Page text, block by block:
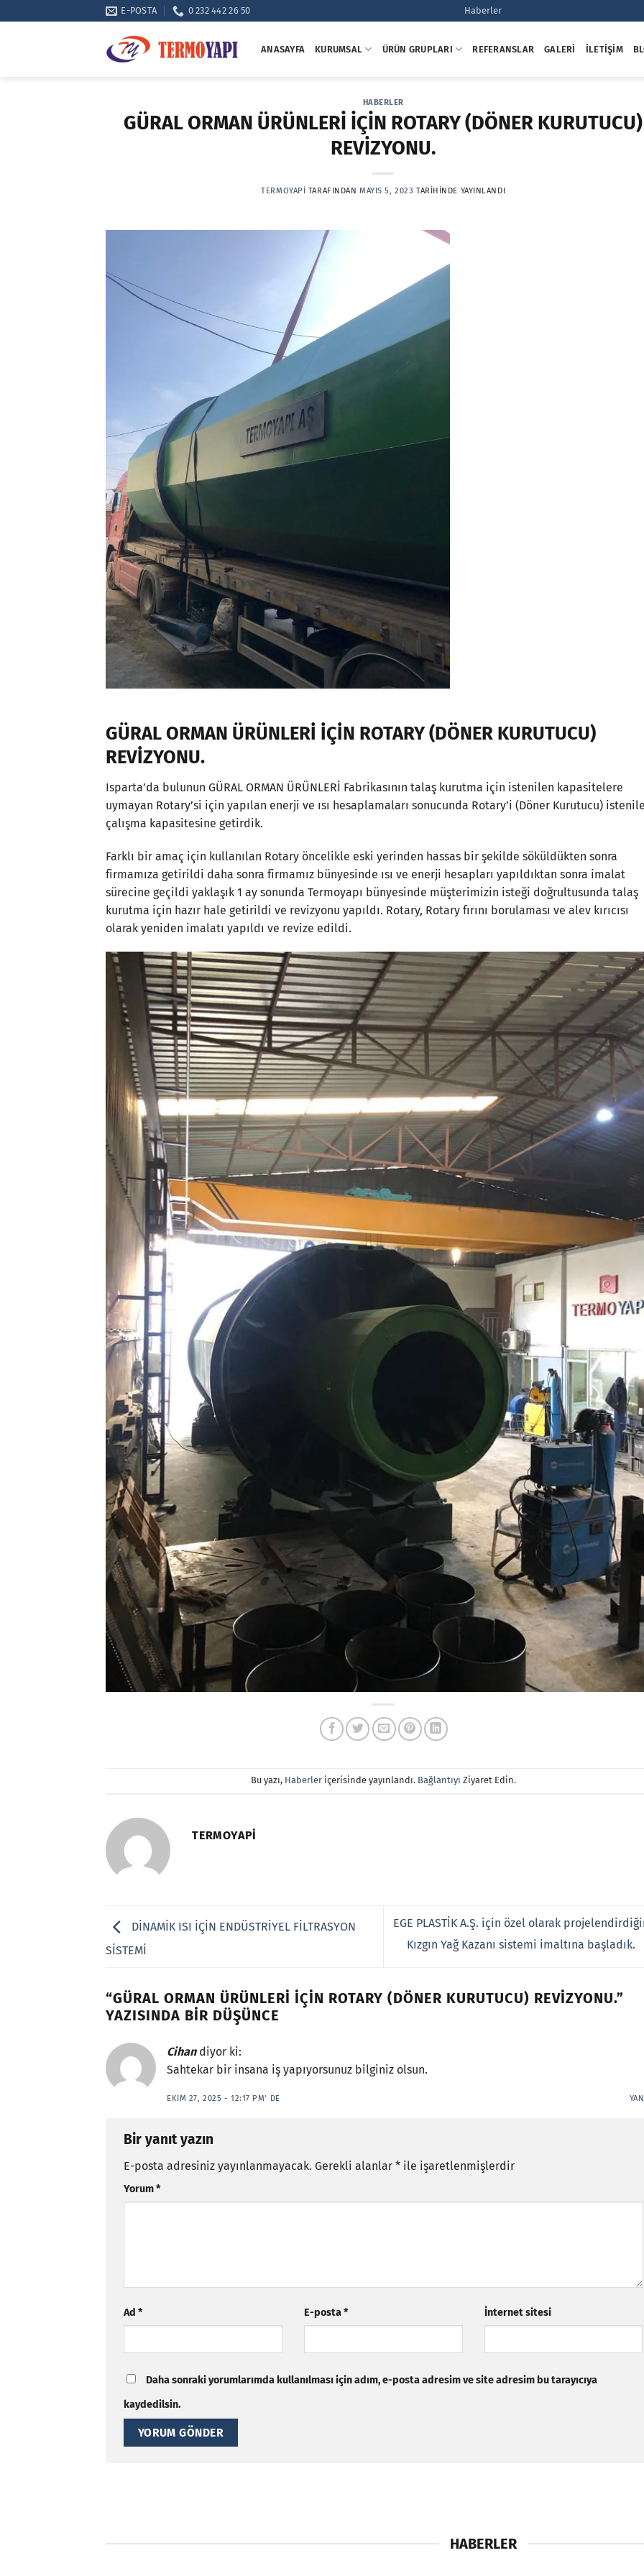
atla
E-POSTA 0 232 442 26 50 Haberler
ANASAYFA KURUMSAL ÜRÜN GRUPLARI REFERANSLAR GALERI İLETIŞIM
HABERLER
GÜRAL ORMAN ÜRÜNLERİ İÇİN ROTARY (DÖNER KURUTUCU)
REVİZYONU.
TERMOYAPI TARAFINDAN MAYIS 5, 2023 TARIHINDE YAYINLANDI
GÜRAL ORMAN ÜRÜNLERİ İÇİN ROTARY (DÖNER KURUTUCU)
REVİZYONU.
Isparta’da bulunun GÜRAL ORMAN ÜRÜNLERİ Fabrikasının talaş kurutma için istenilen kapasitelere
uymayan Rotary’si için yapılan enerji ve ısı hesaplamaları sonucunda Rotary’i (Döner Kurutucu)
çalışma kapasitesine getirdik.
Farklı bir amaç için kullanılan Rotary öncelikle eski yerinden hassas bir şekilde söküldükten sonra
firmamıza getirildi daha sonra firmamız bünyesinde ısı ve enerji hesapları yapıldıktan sonra imalat
sürecine geçildi yaklaşık 1 ay sonunda Termoyapı bünyesinde müşterimizin isteği doğrultusunda talaş
kurutma için hazır hale getirildi ve revizyonu yapıldı. Rotary, Rotary fırını borulaması ve alev kırıcısı
olarak yeniden imalatı yapıldı ve revize edildi.
Bu yazı, Haberleriçerisinde yayınlandı. Bağlantıyı Ziyaret Edin.
TERMOYAPI
DİNAMİK ISI İÇİN ENDÜSTRİYEL FİLTRASYON
SİSTEMİ
EGE PLASTİK A.Ş. için özel olarak
Kızgın Yağ Kazanı sistemi imaltına başladık.
“GÜRAL ORMAN ÜRÜNLERİ İÇİN ROTARY (DÖNER KURUTUCU) REVİZYONU.”
YAZISINDA BIR DÜŞÜNCE
Cihan diyor ki:
Sahtekar bir insana iş yapıyorsunuz bilginiz olsun.
EKIM 27, 2025 - 12:17 PM’ DE
Bir yanıt yazın
E-posta adresiniz yayınlanmayacak. Gerekli alanlar * ile işaretlenmişlerdir
Yorum*
Ad * E-posta* İnternet sitesi
Daha sonraki yorumlarımda kullanılması için adım, e-posta adresim ve site adresim bu tarayıcıya
kaydedilsin.
HABERLER